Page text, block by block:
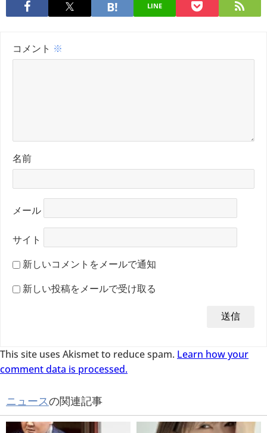
LINE
コメント ※
名前
メール
サイト
新しいコメントをメールで通知
新しい投稿をメールで受け取る
This site uses Akismet to reduce spam. Learn how your
comment data is processed.
ニュースの関連記事